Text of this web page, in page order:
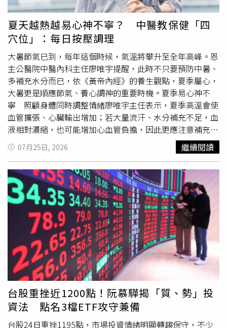
表示，現代手搖飲除了糖分高，還會加入奶精、奶蓋、珍
珠、椰果、布丁等高熱量配料，都會增加身體代謝負擔。從
現代醫學角度來看，高糖飲食會刺激胰島素與IGF-1，也就
是類胰島素生長因子會上升，進而促進皮脂腺分泌，使痘痘
惡化，這與中醫所說的「濕熱內生」概念，其實有相通之
處。很多人夏天愛吃冰，認為可以「降火氣」，但中醫認為
「寒傷脾胃」，因此有些人會發現，明明天氣很熱，自己卻
四肢冰冷；臉上很油，皮膚卻又缺水乾燥。這些都可能與脾
胃功能失衡有關。莊可鈞建議，夏季應減少全糖飲料、奶茶
類手搖飲、冰淇淋、甜點、油炸物與精緻澱粉，尤其「甜＋
冰」的組合最容易傷脾胃；若真的想喝飲料，可改選無糖綠
茶、麥茶、常溫烏龍茶，或以常溫水為主，相對較不容易助
濕生熱。熬夜爆痘？肝血陰液被耗傷不少人會發現，夏天只
要連續熬夜幾天，隔天氣色就會立刻變差，黑眼圈加深，皮
膚變粗糙，甚至額頭和下巴突然冒痘。莊可鈞指出，睡眠與
皮膚修復關係非常密切，《黃帝內經》提到，「人臥則血歸
於肝」，意思是人在睡眠時，肝血得以回流與修復，肝血充
足，皮膚才會得到足夠的營養與滋潤。莊可鈞表示，肌膚健
康需要氣血充足、經絡循環順暢與臟腑功能平衡，長期熬夜
容易耗傷肝血與陰液，也可能使肝氣鬱結化火。當肝火旺盛
時，常見表現包括額頭痘、下巴痘、臉部泛紅、皮膚發炎
等，特別是工作壓力大、情緒長期緊繃的人，更容易形成
「肝鬱化火型痘痘」。中醫也認為，「氣血充盈則面色紅
潤」，若長期睡眠不足、氣血被耗傷，就容易臉色蠟黃、暗
沉無光、黑眼圈明顯；有些人明明年紀不大，卻看起來疲
憊、老態，往往與長期熬夜、休息不足有關。外油內乾，恐
是虛火陰液不足夏天許多人最困擾的膚況，就是「外油內
夏天越熱越易心神不寧？ 中醫教保健「四
穴位」：每日按壓調理
大暑節氣已到，每年這個時候，氣溫將攀升至全年高峰。恩
主公醫院中醫內科主任廖唯宇提醒，此時不只要預防中暑、
多補充水分而已，依《黃帝內經》的養生觀點，夏季屬心，
大暑更是順應節氣、養心調神的重要時機。夏季易心神不
寧 照顧身體同時調整情緒廖唯宇主任表示，夏季高溫會使
血管擴張、心臟輸出增加；若大量流汗、水分補充不足，血
液相對濃縮，也可能增加心血管負擔，因此更應注意補充水
分及避免長時間曝曬。尤其睡眠不足、工作壓力大，以及高
血壓、心律不整等慢性病患者，更應留意身體警訊。《黃帝
內經》還提到夏日應「使志無怒」，意指夏季養生除了照顧
身體，也要調整情緒。現代人生活步調快、精神壓力大，若
再遇上酷暑，更容易出現心神不寧、睡眠品質下降等情形，
因此「養心」不只是養心臟，更是照顧整體身心狀態。針灸
調理心神 每日按壓四穴位3至5分鐘藉由夏季調理心神的時
機，恩主公醫院中醫針傷科主任黃敬仁表示，除了注意生活
作息，民眾平時也可適度按壓穴位，每次約三至五分鐘，作
為日常保健的一部分。常用穴位包括內關穴、神門穴、勞宮
穴及足三里等。內關穴有助於寧心安神、緩解胸悶；神門穴
可改善睡眠品質；勞宮穴有助清瀉心火；足三里則可補氣健
脾、改善夏季容易出現的疲倦感。黃敬仁主任指出，一般門
診會依個人體質搭配針灸治療，效果更為直接。「三伏貼」
調整體質改善過敏及慢性咳嗽除了養心，藉由一年中陽氣
最旺盛的夏令期間，也是中醫「冬病夏治」的重要時機。廖
07月25日, 2026 繼續閱讀
台股重挫近1200點！阮慕驊揭「質、勢」投
資法 點名3檔ETF攻守兼備
台股24日重挫1195點，市場投資情緒明顯轉趨保守，不少